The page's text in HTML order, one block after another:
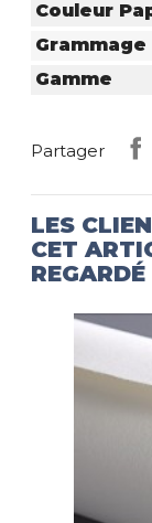
Couleur
Grammage
Gamme
Partager
LES
CET
REGARDÉ